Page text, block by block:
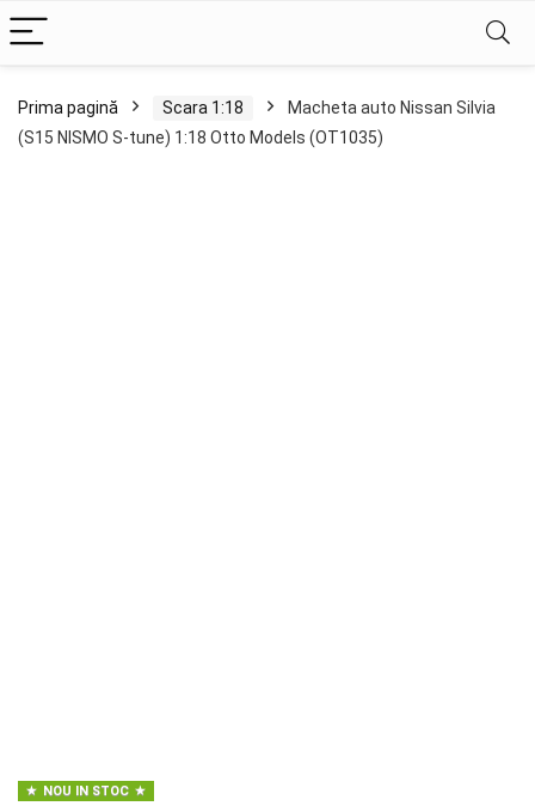
Prima pagină Scara 1:18
Macheta auto Nissan Silvia
(S15 NISMO S-tune) 1:18 Otto Models (OT1035)
NOU IN STOC